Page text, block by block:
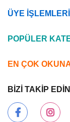
ÜYE İŞLEMLERİ
POPÜLER
EN ÇOK
BİZİ TAKİP EDİN